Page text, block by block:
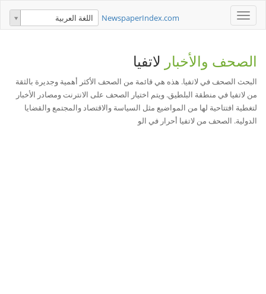
Toggle
navigation
NewspaperIndex.com اللغة العربية
الصحف والأخبار لاتفيا
البحث الصحف في لاتفيا. هذه هي قائمة من الصحف الأكثر أهمية وجديرة بالثقة
من لاتفيا في منطقة البلطيق. ويتم اختيار الصحف على الانترنت ومصادر الأخبار
لتغطية افتتاحية لها من المواضيع مثل السياسة والاقتصاد والمجتمع والقضايا
الدولية. الصحف من لاتفيا أحرار في الو